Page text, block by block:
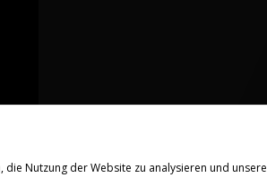
Nutzung der Website zu analysieren und unsere